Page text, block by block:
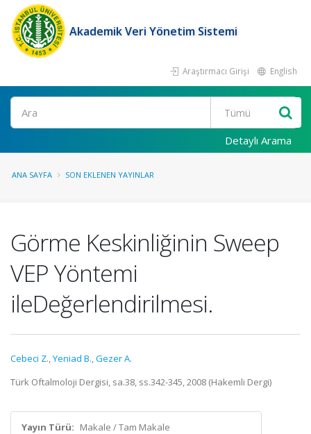
Akademik Veri Yönetim Sistemi
Araştırmacı Girişi English
Ara
Detaylı Arama
ANA SAYFA SON EKLENEN YAYINLAR
Görme Keskinliğinin Sweep
VEP Yöntemi
ileDeğerlendirilmesi.
Cebeci Z.,Yeniad B.,Gezer A.
Türk Oftalmoloji Dergisi, sa.38, ss.342-345, 2008 (Hakemli Dergi)
Yayın Türü: Makale / Tam Makale